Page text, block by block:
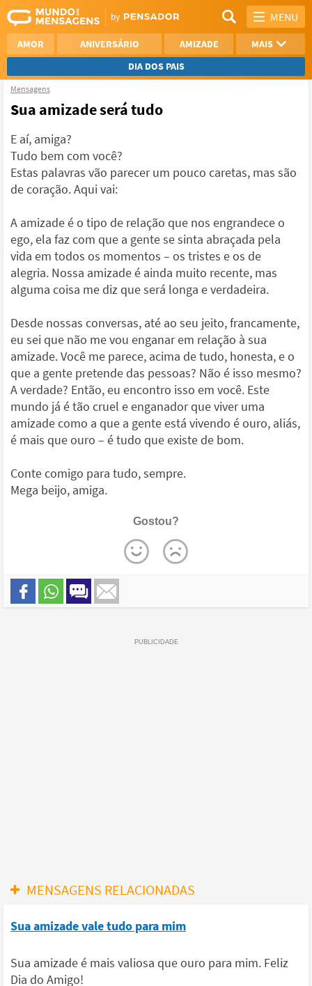
MENU
AMOR ANIVERSÁRIO AMIZADE
MAIS
DIA DOS PAIS
REFLEXÃO
NAMORO
Mensagens
Sua amizade será tudo
E aí, amiga?
Tudo bem com você?
Estas palavras vão parecer um pouco caretas, mas são
de coração. Aqui vai:
A amizade é o tipo de relação que nos engrandece o
ego, ela faz com que a gente se sinta abraçada pela
vida em todos os momentos – os tristes e os de
alegria. Nossa amizade é ainda muito recente, mas
alguma coisa me diz que será longa e verdadeira.
Desde nossas conversas, até ao seu jeito, francamente,
eu sei que não me vou enganar em relação à sua
amizade. Você me parece, acima de tudo, honesta, e o
que a gente pretende das pessoas? Não é isso mesmo?
A verdade? Então, eu encontro isso em você. Este
mundo já é tão cruel e enganador que viver uma
amizade como a que a gente está vivendo é ouro, aliás,
é mais que ouro – é tudo que existe de bom.
Conte comigo para tudo, sempre.
Mega beijo, amiga.
Gostou?
MENSAGENS RELACIONADAS
Sua amizade vale tudo para mim
Sua amizade é mais valiosa que ouro para mim. Feliz
Dia do Amigo!